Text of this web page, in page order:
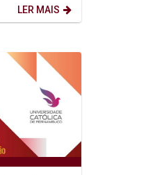
LER MAIS